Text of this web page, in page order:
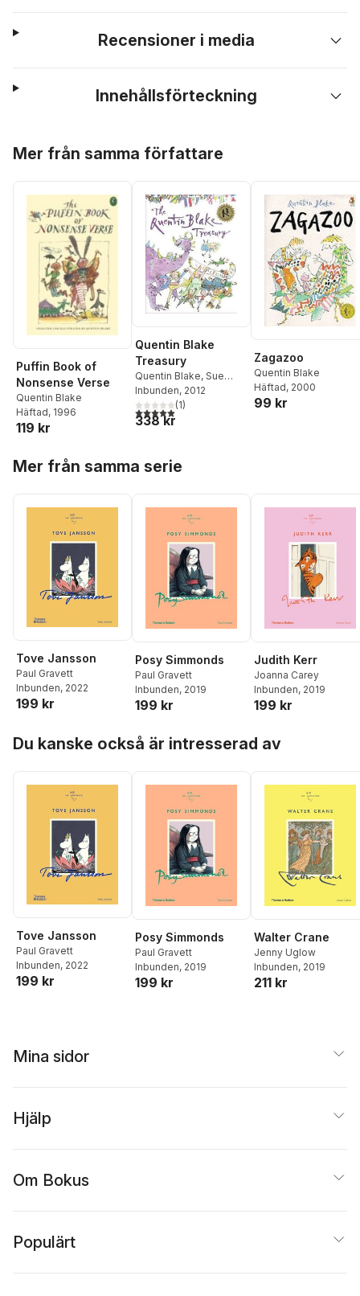
Recensioner i media
Innehållsförteckning
Mer från samma författare
Puffin Book of
Nonsense Verse
Quentin Blake
Häftad, 1996
119 kr
Quentin Blake
Treasury
Quentin Blake, Sue
Buswell
Inbunden, 2012
5,0utav 5 stjärnor. Totalt antal röster:
(1)
338 kr
Zagazoo
Quentin Blake
Häftad, 2000
99 kr
Mer från samma serie
Tove Jansson
Paul Gravett
Inbunden, 2022
199 kr
Posy Simmonds
Paul Gravett
Inbunden, 2019
199 kr
Judith Kerr
Joanna Carey
Inbunden, 2019
199 kr
Du kanske också är intresserad av
Tove Jansson
Paul Gravett
Inbunden, 2022
199 kr
Posy Simmonds
Paul Gravett
Inbunden, 2019
199 kr
Walter Crane
Jenny Uglow
Inbunden, 2019
211 kr
Mina sidor
Hjälp
Om Bokus
Populärt